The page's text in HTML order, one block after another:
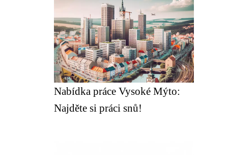
Nabídka práce Vysoké Mýto:
Najděte si práci snů!